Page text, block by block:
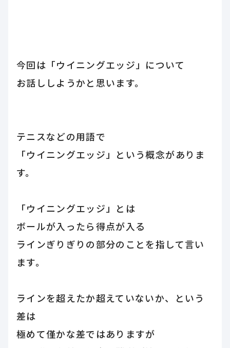
今回は「ウイニングエッジ」について
お話ししようかと思います。
テニスなどの用語で
「ウイニングエッジ」という概念がありま
す。
「ウイニングエッジ」とは
ボールが入ったら得点が入る
ラインぎりぎりの部分のことを指して言い
ます。
ラインを超えたか超えていないか、という
差は
極めて僅かな差ではありますが